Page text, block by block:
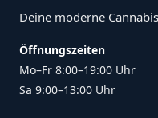
Deine moderne
Öffnungszeiten
Mo–Fr 8:00–19:00 Uhr
Sa 9:00–13:00 Uhr